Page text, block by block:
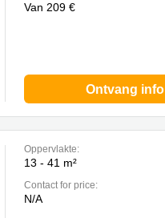
Van 209 €
Ontvang info
Oppervlakte:
13 - 41 m²
Contact for price:
N/A